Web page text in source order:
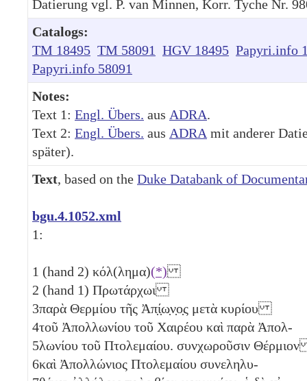
Datierung vgl. P. van Minnen, Korr. Tyche Nr.
Catalogs:
TM 18495 TM 58091 HGV 18495 Papyri.info
Papyri.info 58091
Notes:
Text 1: Engl. Übers. aus ADRA.
Text 2: Engl. Übers. aus ADRA mit anderer
später).
Text, based on the Duke Databank of
bgu.4.1052.xml
1:
1 (hand 2) κόλ(λημα)(*)
2 (hand 1) Πρωτάρχωι
3παρὰ Θερμίου τῆς Ἀπ̣ί̣ω̣ν̣ο̣ς μετὰ κυρίου
4τοῦ Ἀπολλωνίου τοῦ Χαιρέου καὶ παρὰ Ἀπολ-
5λωνίου τοῦ Πτολεμαίου. συνχωροῦσιν
6καὶ Ἀπολλώνιος Πτολεμαίου συνεληλυ-